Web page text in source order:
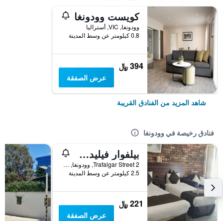
كويست وودونغا
وودونغا, VIC, أستراليا
0.8 كيلومتر عن وسط المدينة
394 ﷼
عرض الصفقة
شاهد المزيد من الفنادق القريبة
فنادق رخيصة في وودونغا
بيلفوار فيليدج موتل آند أبارتمنتس ودونجا
2 Trafalgar Street, وودونغا, VIC, أستراليا
2.5 كيلومتر عن وسط المدينة
221 ﷼
عرض الصفقة